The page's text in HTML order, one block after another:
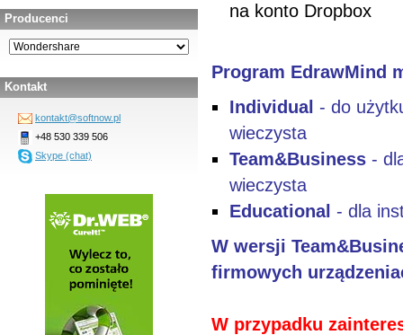
Producenci
Kontakt
kontakt@softnow.pl
+48 530 339 506
Skype (chat)
na konto Dropbox
Program EdrawMind
Individual - do
wieczysta
Team&Business -
wieczysta
Educational - dla
W wersji
firmowych
W przypadku